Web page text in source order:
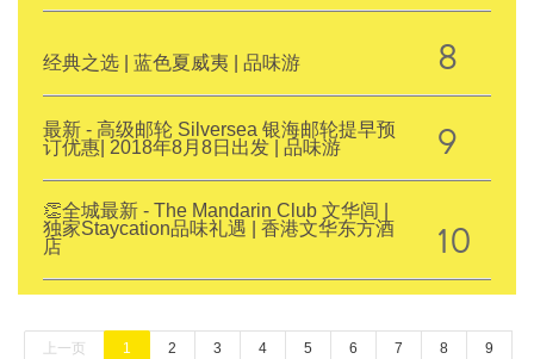
经典之选 | 蓝色夏威夷 | 品味游 8
最新 - 高级邮轮 Silversea 银海邮轮提早预
订优惠| 2018年8月8日出发 | 品味游
9
👏全城最新 - The Mandarin Club 文华闾 |
独家Staycation品味礼遇 | 香港文华东方酒
店
10
上一页 1 2 3 4 5 6 7 8 9